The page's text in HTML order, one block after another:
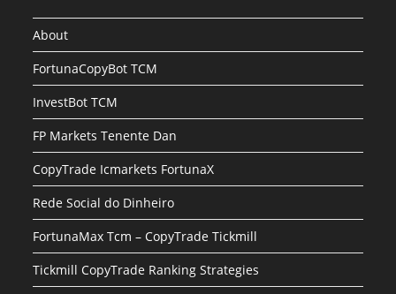
About
FortunaCopyBot TCM
InvestBot TCM
FP Markets Tenente Dan
CopyTrade Icmarkets FortunaX
Rede Social do Dinheiro
FortunaMax Tcm – CopyTrade Tickmill
Tickmill CopyTrade Ranking Strategies